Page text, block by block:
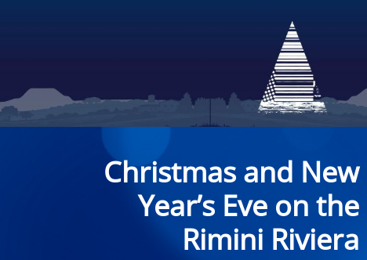
Christmas and New
Year’s Eve on the
Rimini Riviera